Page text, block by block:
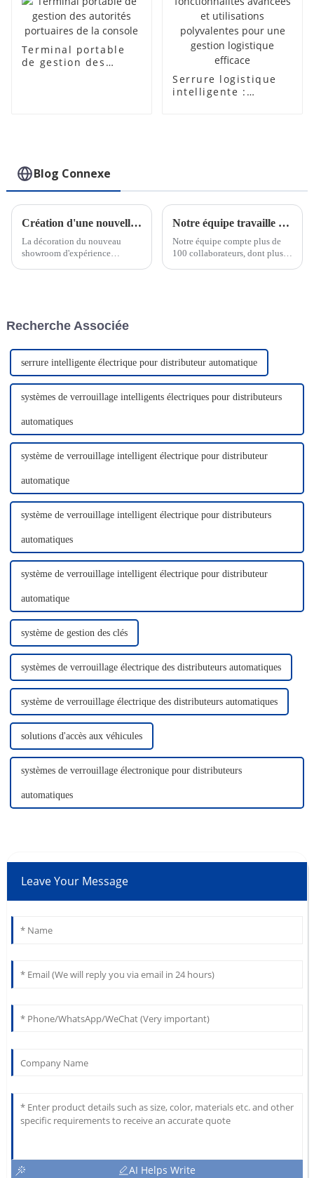
Terminal portable
de gestion des
Serrure logistique
intelligente :
Blog Connexe
Création d'une nouvelle salle d'exposition
La décoration du nouveau
showroom d'expérience
peuvent expérimenter en
Notre équipe travaille dur pour respecter les délais des commandes urgentes
Notre équipe compte plus de
100 collaborateurs, dont plus
Notre équipe commerciale est
professionnelle.
Recherche Associée
serrure intelligente électrique pour distributeur automatique
systèmes de verrouillage intelligents électriques pour distributeurs
automatiques
système de verrouillage intelligent électrique pour distributeur
automatique
système de verrouillage intelligent électrique pour distributeurs
automatiques
système de verrouillage intelligent électrique pour distributeur
automatique
système de gestion des clés
systèmes de verrouillage électrique des distributeurs automatiques
système de verrouillage électrique des distributeurs automatiques
solutions d'accès aux véhicules
systèmes de verrouillage électronique pour distributeurs
automatiques
Leave Your Message
AI Helps Write